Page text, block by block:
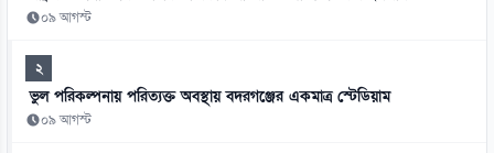
০৯ আগস্ট
২
ভুল পরিকল্পনায় পরিত্যক্ত অবস্থায় বদরগঞ্জের একমাত্র স্টেডিয়াম
০৯ আগস্ট